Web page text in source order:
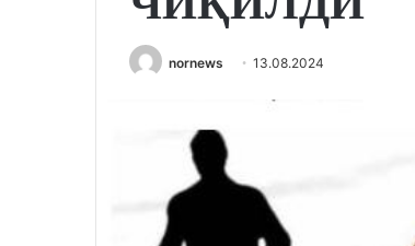
nornews 13.08.2024